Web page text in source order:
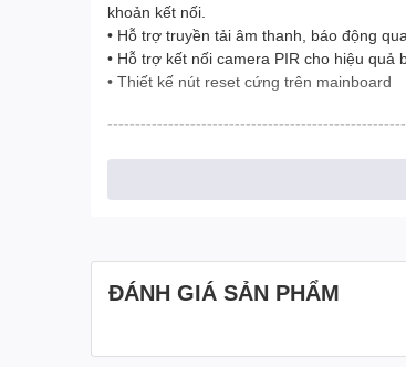
khoản kết nối.
• Hỗ trợ truyền tải âm thanh, báo động
• Hỗ trợ kết nối camera PIR cho hiệu quả
• Thiết kế nút reset cứng trên mainboard
ĐÁNH GIÁ SẢN PHẨM